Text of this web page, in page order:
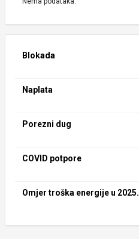
Blokada
Naplata
Porezni dug
COVID potpore
Omjer troška energije u 2025.